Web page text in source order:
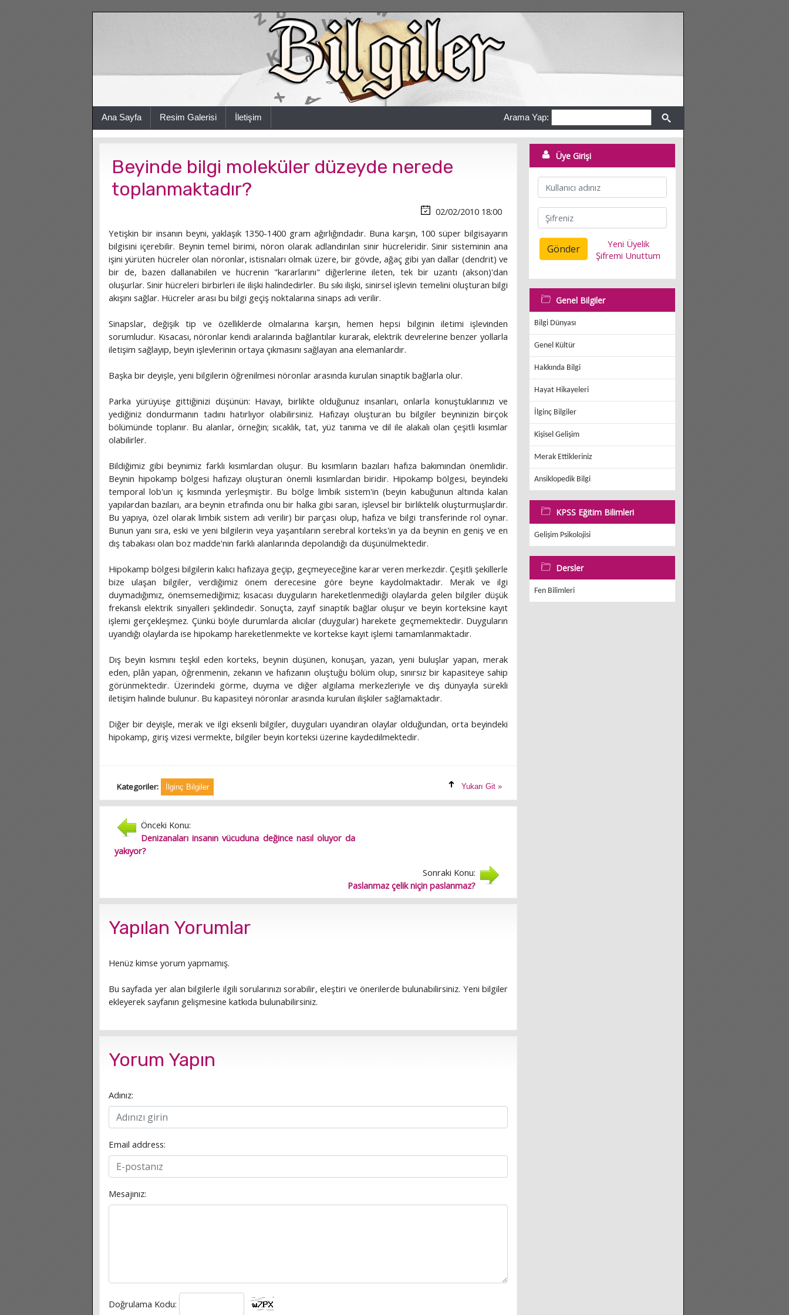
Ana Sayfa Resim Galerisi İletişim Arama Yap:
Beyinde bilgi moleküler düzeyde nerede
toplanmaktadır?
02/02/2010 18:00
Yetişkin bir insanın beyni, yaklaşık 1350-1400 gram ağırlığındadır. Buna karşın, 100 süper bilgisayarın
bilgisini içerebilir. Beynin temel birimi, nöron olarak adlandırılan sinir hücreleridir. Sinir sisteminin ana
işini yürüten hücreler olan nöronlar, istisnaları olmak üzere, bir gövde, ağaç gibi yan dallar (dendrit) ve
bir de, bazen dallanabilen ve hücrenin "kararlarını" diğerlerine ileten, tek bir uzantı (akson)'dan
oluşurlar. Sinir hücreleri birbirleri ile ilişki halindedirler. Bu sıkı ilişki, sinirsel işlevin temelini oluşturan bilgi
akışını sağlar. Hücreler arası bu bilgi geçiş noktalarına sinaps adı verilir.
Sinapslar, değişik tip ve özelliklerde olmalarına karşın, hemen hepsi bilginin iletimi işlevinden
sorumludur. Kısacası, nöronlar kendi aralarında bağlantılar kurarak, elektrik devrelerine benzer yollarla
iletişim sağlayıp, beyin işlevlerinin ortaya çıkmasını sağlayan ana elemanlardır.
Başka bir deyişle, yeni bilgilerin öğrenilmesi nöronlar arasında kurulan sinaptik bağlarla olur.
Parka yürüyüşe gittiğinizi düşünün: Havayı, birlikte olduğunuz insanları, onlarla konuştuklarınızı ve
yediğiniz dondurmanın tadını hatırlıyor olabilirsiniz. Hafızayı oluşturan bu bilgiler beyninizin birçok
bölümünde toplanır. Bu alanlar, örneğin; sıcaklık, tat, yüz tanıma ve dil ile alakalı olan çeşitli kısımlar
olabilirler.
Bildiğimiz gibi beynimiz farklı kısımlardan oluşur. Bu kısımların bazıları hafıza bakımından önemlidir.
Beynin hipokamp bölgesi hafızayı oluşturan önemli kısımlardan biridir. Hipokamp bölgesi, beyindeki
temporal lob'un iç kısmında yerleşmiştir. Bu bölge limbik sistem'in (beyin kabuğunun altında kalan
yapılardan bazıları, ara beynin etrafında onu bir halka gibi saran, işlevsel bir birliktelik oluşturmuşlardır.
Bu yapıya, özel olarak limbik sistem adı verilir) bir parçası olup, hafıza ve bilgi transferinde rol oynar.
Bunun yanı sıra, eski ve yeni bilgilerin veya yaşantıların serebral korteks'in ya da beynin en geniş ve en
dış tabakası olan boz madde'nin farklı alanlarında depolandığı da düşünülmektedir.
Hipokamp bölgesi bilgilerin kalıcı hafızaya geçip, geçmeyeceğine karar veren merkezdir. Çeşitli şekillerle
bize ulaşan bilgiler, verdiğimiz önem derecesine göre beyne kaydolmaktadır. Merak ve ilgi
duymadığımız, önemsemediğimiz; kısacası duyguların hareketlenmediği olaylarda gelen bilgiler düşük
frekanslı elektrik sinyalleri şeklindedir. Sonuçta, zayıf sinaptik bağlar oluşur ve beyin korteksine kayıt
işlemi gerçekleşmez. Çünkü böyle durumlarda alıcılar (duygular) harekete geçmemektedir. Duyguların
uyandığı olaylarda ise hipokamp hareketlenmekte ve kortekse kayıt işlemi tamamlanmaktadır.
Dış beyin kısmını teşkil eden korteks, beynin düşünen, konuşan, yazan, yeni buluşlar yapan, merak
eden, plân yapan, öğrenmenin, zekanın ve hafızanın oluştuğu bölüm olup, sınırsız bir kapasiteye sahip
görünmektedir. Üzerindeki görme, duyma ve diğer algılama merkezleriyle ve dış dünyayla sürekli
iletişim halinde bulunur. Bu kapasiteyi nöronlar arasında kurulan ilişkiler sağlamaktadır.
Diğer bir deyişle, merak ve ilgi eksenli bilgiler, duyguları uyandıran olaylar olduğundan, orta beyindeki
hipokamp, giriş vizesi vermekte, bilgiler beyin korteksi üzerine kaydedilmektedir.
Kategoriler: İlginç Bilgiler Yukarı Git »
Önceki Konu:
Denizanaları insanın vücuduna değince nasıl oluyor da
yakıyor?
Sonraki Konu:
Paslanmaz çelik niçin paslanmaz?
Yapılan Yorumlar
Henüz kimse yorum yapmamış.
Bu sayfada yer alan bilgilerle ilgili sorularınızı sorabilir, eleştiri ve önerilerde bulunabilirsiniz. Yeni bilgiler
ekleyerek sayfanın gelişmesine katkıda bulunabilirsiniz.
Yorum Yapın
Adınız:
Email address:
Mesajınız:
Doğrulama Kodu:
Üye Girişi
Gönder
Yeni Üyelik
Şifremi Unuttum
Genel Bilgiler
Bilgi Dünyası
Genel Kültür
Hakkında Bilgi
Hayat Hikayeleri
İlginç Bilgiler
Kişisel Gelişim
Merak Ettikleriniz
Ansiklopedik Bilgi
KPSS Eğitim Bilimleri
Gelişim Psikolojisi
Dersler
Fen Bilimleri